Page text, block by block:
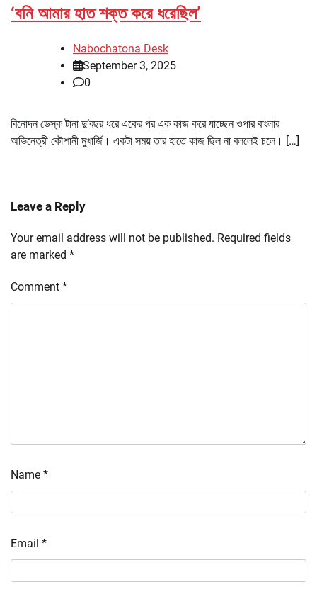
‘বনি আমার হাত শক্ত করে ধরেছিল’
Nabochatona Desk
September 3, 2025
0
বিনোদন ডেস্ক টানা দু’বছর ধরে একের পর এক কাজ করে যাচ্ছেন ওপার বাংলার
অভিনেত্রী কৌশানী মুখার্জি। একটা সময় তার হাতে কাজ ছিল না বললেই চলে। […]
Leave a Reply
Your email address will not be published. Required fields
are marked *
Comment *
Name *
Email *